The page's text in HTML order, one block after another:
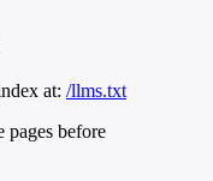
at: /llms.txt
pages before